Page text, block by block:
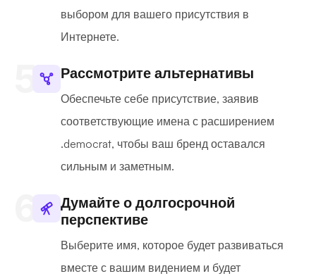
выбором для вашего присутствия в
Интернете.
Рассмотрите альтернативы
Обеспечьте себе присутствие, заявив
соответствующие имена с расширением
.democrat, чтобы ваш бренд оставался
сильным и заметным.
Думайте о долгосрочной
перспективе
Выберите имя, которое будет развиваться
вместе с вашим видением и будет